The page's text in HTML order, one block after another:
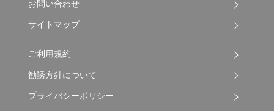
お問い合わせ
サイトマップ
ご利用規約
勧誘方針について
プライバシーポリシー